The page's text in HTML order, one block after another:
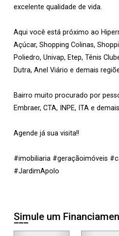
excelente qualidade de vida.
Aqui você está próximo ao
Açúcar, Shopping Colinas,
Poliedro, Univap, Etep, Tênis
Dutra, Anel Viário e demais
Bairro muito procurado por
Embraer, CTA, INPE, ITA e
Agende já sua visita!!
#imobiliaria #geraçãoimóveis
#JardimApolo
Simule um